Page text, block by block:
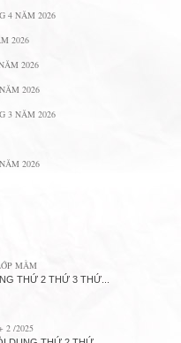
4 NĂM 2026
2026
2026
2026
3 NĂM 2026
2026
MẦM
THỨ 2 THỨ 3 THỨ...
2 /2025